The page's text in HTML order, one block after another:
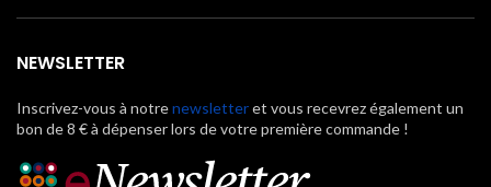
NEWSLETTER
Inscrivez-vous à notrenewsletteret vous recevrez également un
bon de 8 € à dépenser lors de votre première commande !